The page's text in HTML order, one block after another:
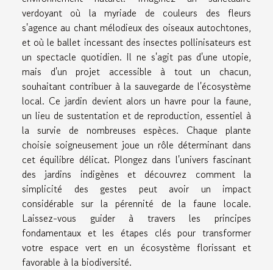
verdoyant où la myriade de couleurs des fleurs
s'agence au chant mélodieux des oiseaux autochtones,
et où le ballet incessant des insectes pollinisateurs est
un spectacle quotidien. Il ne s'agit pas d'une utopie,
mais d'un projet accessible à tout un chacun,
souhaitant contribuer à la sauvegarde de l'écosystème
local. Ce jardin devient alors un havre pour la faune,
un lieu de sustentation et de reproduction, essentiel à
la survie de nombreuses espèces. Chaque plante
choisie soigneusement joue un rôle déterminant dans
cet équilibre délicat. Plongez dans l'univers fascinant
des jardins indigènes et découvrez comment la
simplicité des gestes peut avoir un impact
considérable sur la pérennité de la faune locale.
Laissez-vous guider à travers les principes
fondamentaux et les étapes clés pour transformer
votre espace vert en un écosystème florissant et
favorable à la biodiversité.